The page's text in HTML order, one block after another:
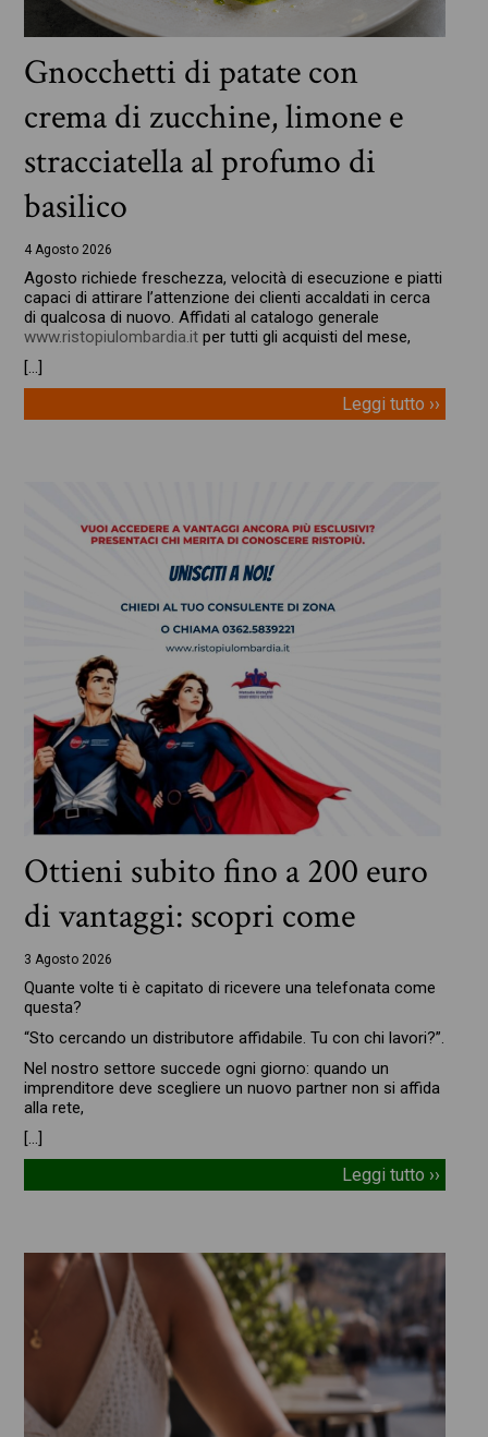
Gnocchetti di patate con
crema di zucchine, limone e
stracciatella al profumo di
basilico
4 Agosto 2026
Agosto richiede freschezza, velocità di esecuzione e piatti
capaci di attirare l’attenzione dei clienti accaldati in cerca
di qualcosa di nuovo. Affidati al catalogo generale
www.ristopiulombardia.itper tutti gli acquisti del mese,
[…]
Leggi tutto ››
Ottieni subito fino a 200 euro
di vantaggi: scopri come
3 Agosto 2026
Quante volte ti è capitato di ricevere una telefonata come
questa?
“Sto cercando un distributore affidabile. Tu con chi lavori?”.
Nel nostro settore succede ogni giorno: quando un
imprenditore deve scegliere un nuovo partner non si affida
alla rete,
[…]
Leggi tutto ››